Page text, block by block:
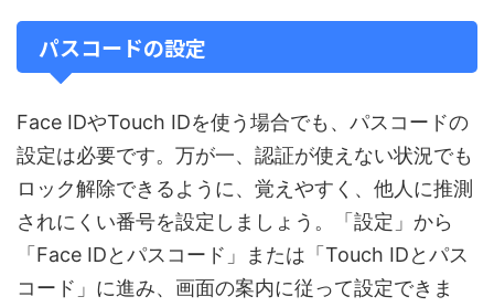
パスコードの設定
Face IDやTouch IDを使う場合でも、パスコードの
設定は必要です。万が一、認証が使えない状況でも
ロック解除できるように、覚えやすく、他人に推測
されにくい番号を設定しましょう。「設定」から
「Face IDとパスコード」または「Touch IDとパス
コード」に進み、画面の案内に従って設定できま